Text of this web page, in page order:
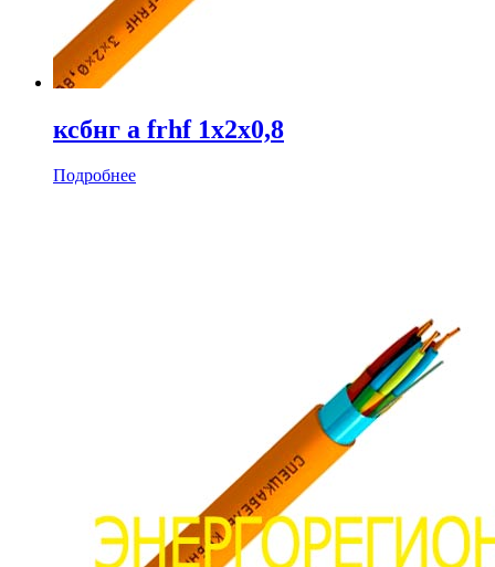
ксбнг а frhf 1х2х0,8
Подробнее